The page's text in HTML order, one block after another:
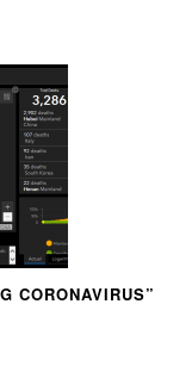
CORONAVIRUS”